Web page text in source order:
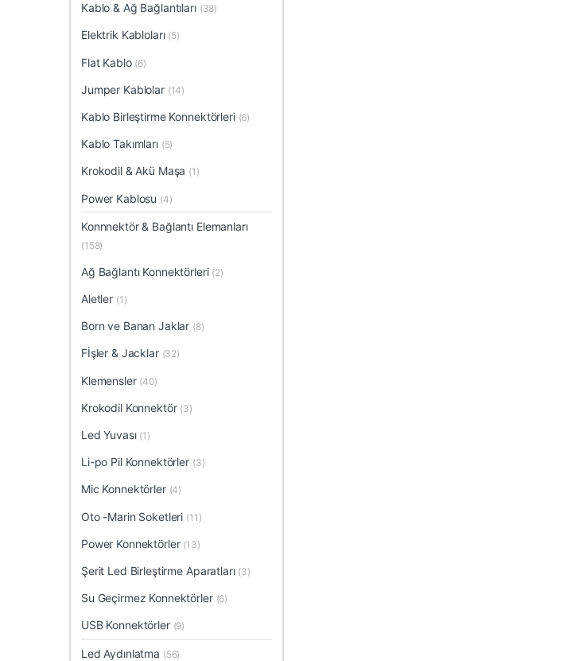
Kablo & Ağ Bağlantıları (38)
Elektrik Kabloları (5)
Flat Kablo (6)
Jumper Kablolar (14)
Kablo Birleştirme Konnektörleri (6)
Kablo Takımları (5)
Krokodil & Akü Maşa (1)
Power Kablosu (4)
Konnnektör & Bağlantı Elemanları
(158)
Ağ Bağlantı Konnektörleri (2)
Aletler (1)
Born ve Banan Jaklar (8)
Fİşler & Jacklar (32)
Klemensler (40)
Krokodil Konnektör (3)
Led Yuvası (1)
Li-po Pil Konnektörler (3)
Mic Konnektörler (4)
Oto -Marin Soketleri (11)
Power Konnektörler (13)
Şerit Led Birleştirme Aparatları (3)
Su Geçirmez Konnektörler (6)
USB Konnektörler (9)
Led Aydınlatma (56)